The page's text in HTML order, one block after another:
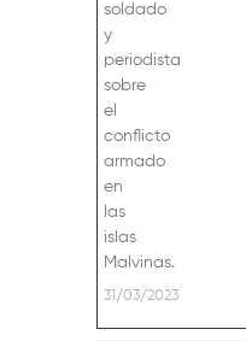
soldado
y
periodista
sobre
el
conflicto
armado
en
las
islas
Malvinas.
31/03/2023